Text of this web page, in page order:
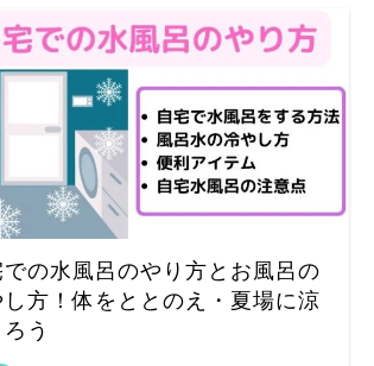
での水風呂のやり方とお風呂の
方！体をととのえ・夏場に涼
う